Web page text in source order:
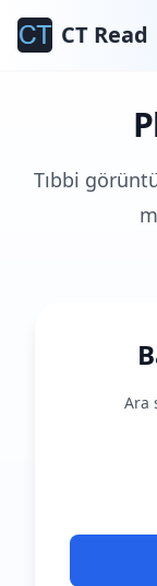
CT Read
Tıbbi
Ara